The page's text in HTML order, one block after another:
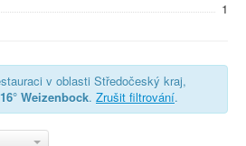
1
v oblasti Středočeský kraj,
Weizenbock. Zrušit filtrování.